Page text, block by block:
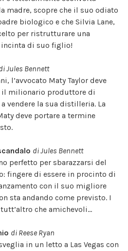
madre, scopre che il suo odiato
biologico e che Silvia Lane,
per ristrutturare una
di suo figlio!
Jules Bennett
l’avvocato Maty Taylor deve
il milionario produttore di
vendere la sua distilleria. La
deve portare a termine
diJules Bennett
perfetto per sbarazzarsi del
fingere di essere in procinto di
con il suo migliore
sta andando come previsto. I
che amichevoli...
di Reese Ryan
in un letto a Las Vegas con